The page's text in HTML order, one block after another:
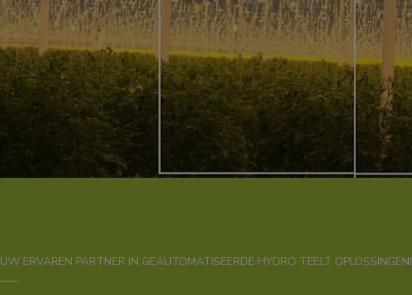
UW ERVAREN PARTNER IN GEAUTOMATISEERDE HYDRO TEELT OPLOSSINGEN!